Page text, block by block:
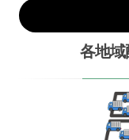
各地